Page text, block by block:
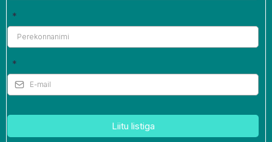
*
*
Liitu listiga